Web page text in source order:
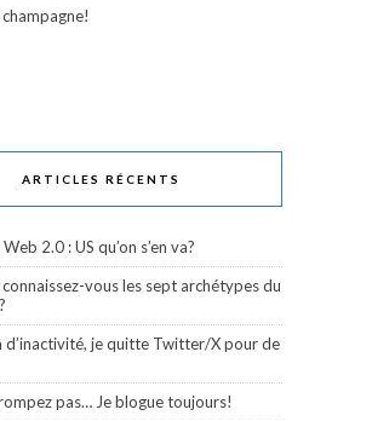
ARTICLES RÉCENTS
2.0 : US qu’on s’en va?
vous les sept archétypes du
d’inactivité, je quitte Twitter/X pour de
pas… Je blogue toujours!